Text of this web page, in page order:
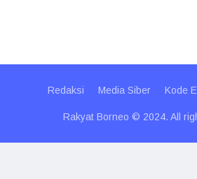
Redaksi Media Siber Kode
Rakyat Borneo © 2024. All